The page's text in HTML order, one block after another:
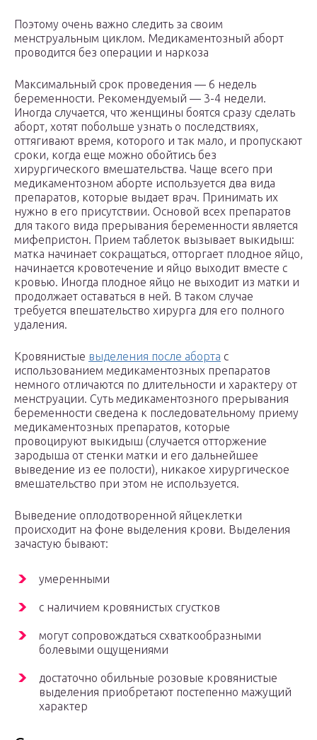
Поэтому очень важно следить за своим
менструальным циклом. Медикаментозный аборт
проводится без операции и наркоза
Максимальный срок проведения — 6 недель
беременности. Рекомендуемый — 3-4 недели.
Иногда случается, что женщины боятся сразу сделать
аборт, хотят побольше узнать о последствиях,
оттягивают время, которого и так мало, и пропускают
сроки, когда еще можно обойтись без
хирургического вмешательства. Чаще всего при
медикаментозном аборте используется два вида
препаратов, которые выдает врач. Принимать их
нужно в его присутствии. Основой всех препаратов
для такого вида прерывания беременности является
мифепристон. Прием таблеток вызывает выкидыш:
матка начинает сокращаться, отторгает плодное яйцо,
начинается кровотечение и яйцо выходит вместе с
кровью. Иногда плодное яйцо не выходит из матки и
продолжает оставаться в ней. В таком случае
требуется впешательство хирурга для его полного
удаления.
Кровянистые выделения после аборта с
использованием медикаментозных препаратов
немного отличаются по длительности и характеру от
менструации. Суть медикаментозного прерывания
беременности сведена к последовательному приему
медикаментозных препаратов, которые
провоцируют выкидыш (случается отторжение
зародыша от стенки матки и его дальнейшее
выведение из ее полости), никакое хирургическое
вмешательство при этом не используется.
Выведение оплодотворенной яйцеклетки
происходит на фоне выделения крови. Выделения
зачастую бывают:
умеренными
с наличием кровянистых сгустков
могут сопровождаться схваткообразными
болевыми ощущениями
достаточно обильные розовые кровянистые
выделения приобретают постепенно мажущий
характер